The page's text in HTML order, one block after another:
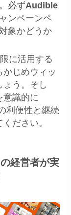
必ずAudible
ンペーンペ
象かどうか
に活用する
じめウィッ
ょう。そし
意識的に
利便性と継続
ださい。
経営者が実